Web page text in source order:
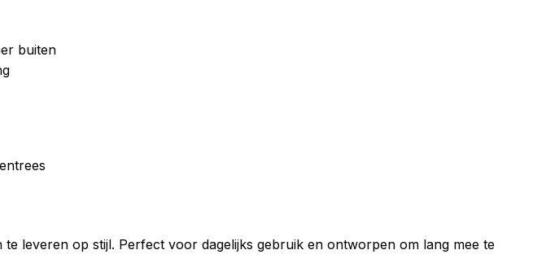
buiten
leveren op stijl. Perfect voor dagelijks gebruik en ontworpen om lang mee te